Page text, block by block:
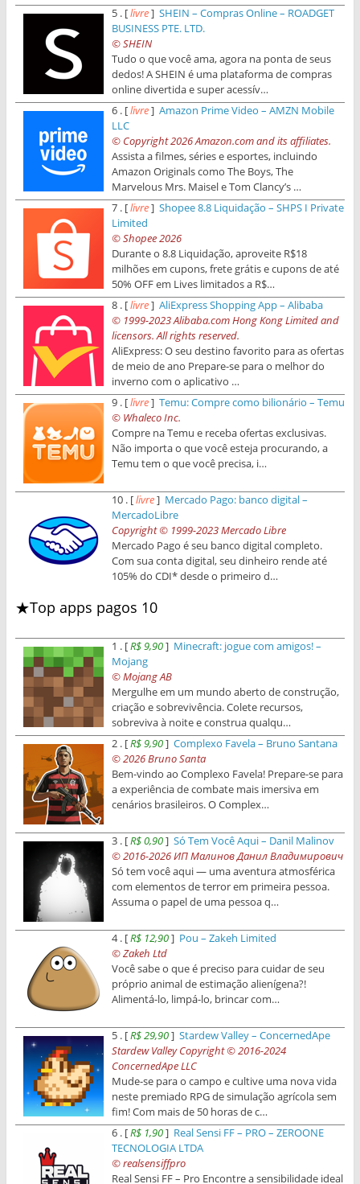
5 . [livre] SHEIN – Compras Online – ROADGET
BUSINESS PTE. LTD.
© SHEIN
Tudo o que você ama, agora na ponta de seus
dedos! A SHEIN é uma plataforma de compras
online divertida e super acessív…
6 . [livre] Amazon Prime Video – AMZN Mobile
LLC
© Copyright 2026 Amazon.com and its affiliates.
Assista a filmes, séries e esportes, incluindo
Amazon Originals como The Boys, The
Marvelous Mrs. Maisel e Tom Clancy’s …
7 . [livre] Shopee 8.8 Liquidação – SHPS I Private
Limited
© Shopee 2026
Durante o 8.8 Liquidação, aproveite R$18
milhões em cupons, frete grátis e cupons de até
50% OFF em Lives limitados a R$…
8 . [livre] AliExpress Shopping App – Alibaba
© 1999-2023 Alibaba.com Hong Kong Limited and
licensors. All rights reserved.
AliExpress: O seu destino favorito para as ofertas
de meio de ano Prepare-se para o melhor do
inverno com o aplicativo …
9 . [livre] Temu: Compre como bilionário – Temu
© Whaleco Inc.
Compre na Temu e receba ofertas exclusivas.
Não importa o que você esteja procurando, a
Temu tem o que você precisa, i…
10 . [livre] Mercado Pago: banco digital –
MercadoLibre
Copyright © 1999-2023 Mercado Libre
Mercado Pago é seu banco digital completo.
Com sua conta digital, seu dinheiro rende até
105% do CDI* desde o primeiro d…
★Top apps pagos 10
1 . [R$ 9,90] Minecraft: jogue com amigos! –
Mojang
© Mojang AB
Mergulhe em um mundo aberto de construção,
criação e sobrevivência. Colete recursos,
sobreviva à noite e construa qualqu…
2 . [R$ 9,90] Complexo Favela – Bruno Santana
© 2026 Bruno Santa
Bem-vindo ao Complexo Favela! Prepare-se para
a experiência de combate mais imersiva em
cenários brasileiros. O Complex…
3 . [R$ 0,90] Só Tem Você Aqui – Danil Malinov
© 2016-2026 ИП Малинов Данил Владимирович
Só tem você aqui — uma aventura atmosférica
com elementos de terror em primeira pessoa.
Assuma o papel de uma pessoa q…
4 . [R$ 12,90] Pou – Zakeh Limited
© Zakeh Ltd
Você sabe o que é preciso para cuidar de seu
próprio animal de estimação alienígena?!
Alimentá-lo, limpá-lo, brincar com…
5 . [R$ 29,90] Stardew Valley – ConcernedApe
Stardew Valley Copyright © 2016-2024
ConcernedApe LLC
Mude-se para o campo e cultive uma nova vida
neste premiado RPG de simulação agrícola sem
fim! Com mais de 50 horas de c…
6 . [R$ 1,90] Real Sensi FF – PRO – ZEROONE
TECNOLOGIA LTDA
© realsensiffpro
Real Sensi FF – Pro Encontre a sensibilidade ideal